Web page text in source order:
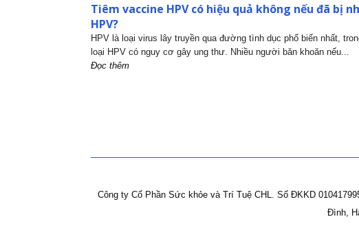
Tiêm vaccine HPV có hiệu quả không nếu đã bị
HPV?
HPV là loại virus lây truyền qua đường tình dục phổ biến nhất,
loại HPV có nguy cơ gây ung thư. Nhiều người băn khoăn nếu...
Đọc thêm
Công ty Cổ Phần Sức khỏe và Trí Tuệ CHL. Số ĐKKD
Đình,